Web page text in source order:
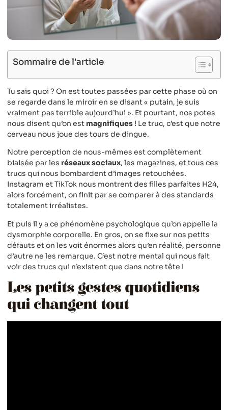
Sommaire de l'article
Tu sais quoi ? On est toutes passées par cette phase où on
se regarde dans le miroir en se disant « putain, je suis
vraiment pas terrible aujourd’hui ». Et pourtant, nos potes
nous disent qu’on est magnifiques ! Le truc, c’est que notre
cerveau nous joue des tours de dingue.
Notre perception de nous-mêmes est complètement
biaisée par les réseaux sociaux, les magazines, et tous ces
trucs qui nous bombardent d’images retouchées.
Instagram et TikTok nous montrent des filles parfaites H24,
alors forcément, on finit par se comparer à des standards
totalement irréalistes.
Et puis il y a ce phénomène psychologique qu’on appelle la
dysmorphie corporelle. En gros, on se fixe sur nos petits
défauts et on les voit énormes alors qu’en réalité, personne
d’autre ne les remarque. C’est notre mental qui nous fait
voir des trucs qui n’existent que dans notre tête !
Les petits gestes quotidiens
qui changent tout